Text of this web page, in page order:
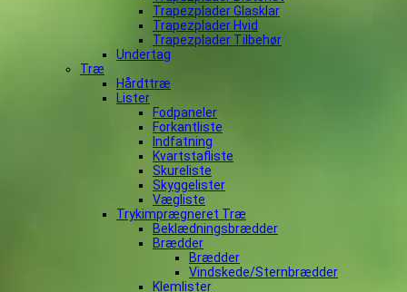
Trapezplader Glasklar
Trapezplader Hvid
Trapezplader Tilbehør
Undertag
Træ
Hårdttræ
Lister
Fodpaneler
Forkantliste
Indfatning
Kvartstafliste
Skureliste
Skyggelister
Vægliste
Trykimprægneret Træ
Beklædningsbrædder
Brædder
Brædder
Vindskede/Sternbrædder
Klemlister